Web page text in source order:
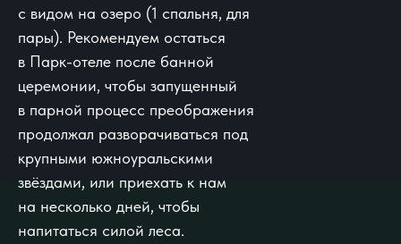
с видом на озеро (1 спальня, для
пары). Рекомендуем остаться
в Парк-отеле после банной
церемонии, чтобы запущенный
в парной процесс преображения
продолжал разворачиваться под
крупными южноуральскими
звёздами, или приехать к нам
на несколько дней, чтобы
напитаться силой леса.